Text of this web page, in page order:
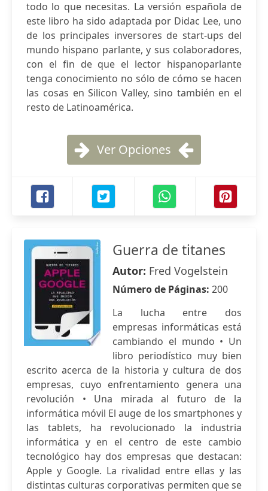
todo lo que necesitas. La versión española de
este libro ha sido adaptada por Didac Lee, uno
de los principales inversores de start-ups del
mundo hispano parlante, y sus colaboradores,
con el fin de que el lector hispanoparlante
tenga conocimiento no sólo de cómo se hacen
las cosas en Silicon Valley, sino también en el
resto de Latinoamérica.
Ver Opciones
Guerra de titanes
Autor: Fred Vogelstein
Número de Páginas: 200
La lucha entre dos
empresas informáticas está
cambiando el mundo • Un
libro periodístico muy bien
escrito acerca de la historia y cultura de dos
empresas, cuyo enfrentamiento genera una
revolución • Una mirada al futuro de la
informática móvil El auge de los smartphones y
las tablets, ha revolucionado la industria
informática y en el centro de este cambio
tecnológico hay dos empresas que destacan:
Apple y Google. La rivalidad entre ellas y las
distintas culturas corporativas permiten que se